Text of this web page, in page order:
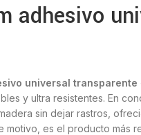
adhesivo
universal transparente
y ultra resistentes. En
sin dejar rastros,
motivo, es el producto más